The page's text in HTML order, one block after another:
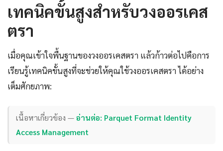
เทคนิคขั้นสูงสำหรับวงออรเคส
ตรา
เมื่อคุณเข้าใจพื้นฐานของวงออรเคสตรา แล้วก้าวต่อไปคือการ
เรียนรู้เทคนิคขั้นสูงที่จะช่วยให้คุณใช้วงออรเคสตรา ได้อย่าง
เต็มศักยภาพ:
เนื้อหาเกี่ยวข้อง —อ่านต่อ: Parquet Format Identity
Access Management